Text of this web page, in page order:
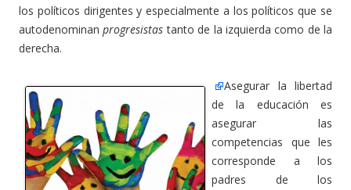
los políticos dirigentes y especialmente a los políticos que se
autodenominanprogresistas tanto de la izquierda como de la
derecha.
Asegurar la libertad
de la educación es
asegurar las
competencias que les
corresponde a los
padres de los